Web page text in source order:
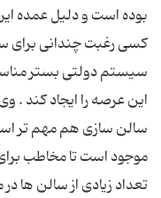
بوده است و دلیل عمده
کسی رغبت چندانی برای
سیستم دولتی بستر
این عرصه را ایجاد کند .
سالن سازی هم مهم تر
موجود است تا مخاطب
تعداد زیادی از سالن ها